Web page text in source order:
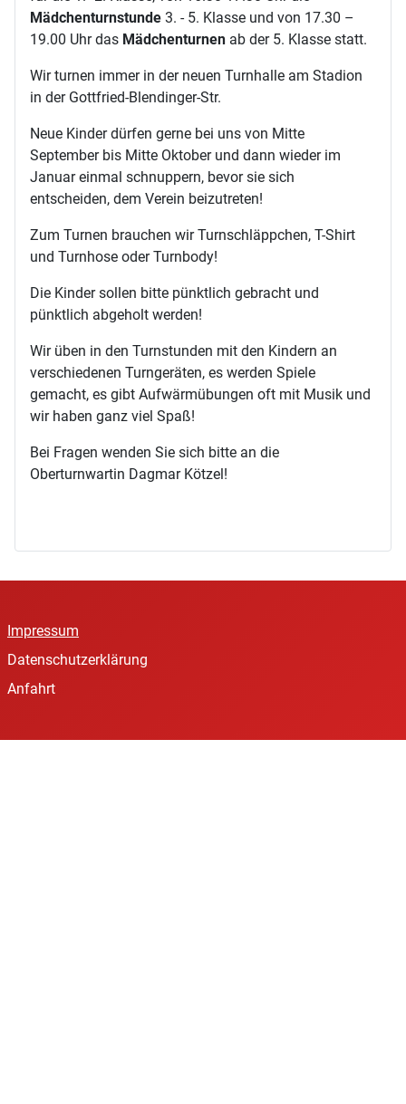
Mädchenturnstunde 3. - 5. Klasse und von 17.30 –
19.00 Uhr das Mädchenturnen ab der 5. Klasse statt.
Wir turnen immer in der neuen Turnhalle am Stadion
in der Gottfried-Blendinger-Str.
Neue Kinder dürfen gerne bei uns von Mitte
September bis Mitte Oktober und dann wieder im
Januar einmal schnuppern, bevor sie sich
entscheiden, dem Verein beizutreten!
Zum Turnen brauchen wir Turnschläppchen, T-Shirt
und Turnhose oder Turnbody!
Die Kinder sollen bitte pünktlich gebracht und
pünktlich abgeholt werden!
Wir üben in den Turnstunden mit den Kindern an
verschiedenen Turngeräten, es werden Spiele
gemacht, es gibt Aufwärmübungen oft mit Musik und
wir haben ganz viel Spaß!
Bei Fragen wenden Sie sich bitte an die
Oberturnwartin Dagmar Kötzel!
Impressum
Datenschutzerklärung
Anfahrt